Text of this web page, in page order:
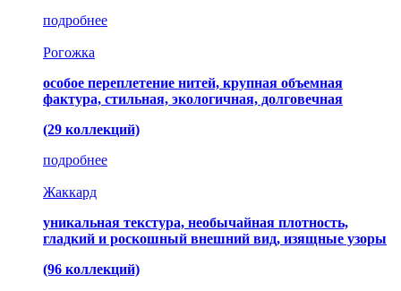
подробнее
Рогожка
особое переплетение нитей, крупная объемная
фактура, стильная, экологичная, долговечная
(29 коллекций)
подробнее
Жаккард
уникальная текстура, необычайная плотность,
гладкий и роскошный внешний вид, изящные узоры
(96 коллекций)